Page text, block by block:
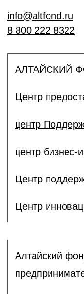
info@altfond.ru
8 800 222 8322
АЛТАЙСКИЙ
Центр
центр
центр бизнес-
Центр
Центр
Алтайский